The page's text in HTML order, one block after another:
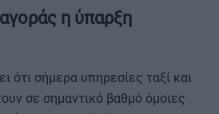
η ύπαρξη
ότι σήμερα υπηρεσίες ταξί και
σε σημαντικό βαθμό όμοιες